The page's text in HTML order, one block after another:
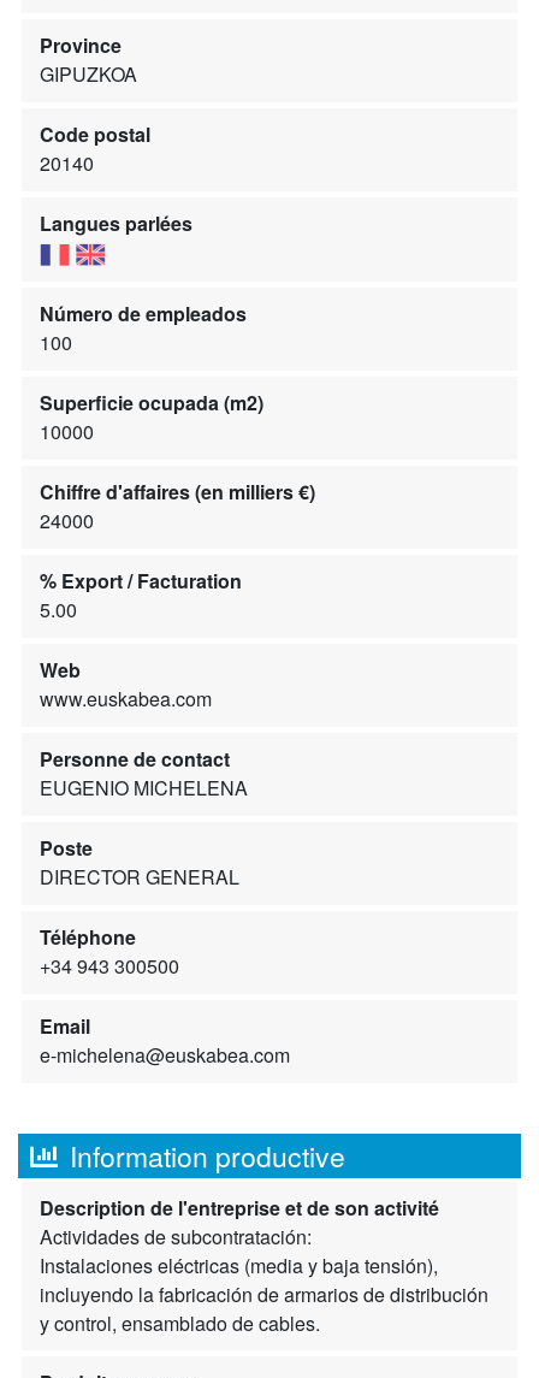
Province
GIPUZKOA
Code postal
20140
Langues parlées
Número de empleados
100
Superficie ocupada (m2)
10000
Chiffre d'affaires (en milliers €)
24000
% Export / Facturation
5.00
Web
www.euskabea.com
Personne de contact
EUGENIO MICHELENA
Poste
DIRECTOR GENERAL
Téléphone
+34 943 300500
Email
e-michelena@euskabea.com
Information productive
Description de l'entreprise et de son activité
Actividades de subcontratación:
Instalaciones eléctricas (media y baja tensión),
incluyendo la fabricación de armarios de distribución
y control, ensamblado de cables.